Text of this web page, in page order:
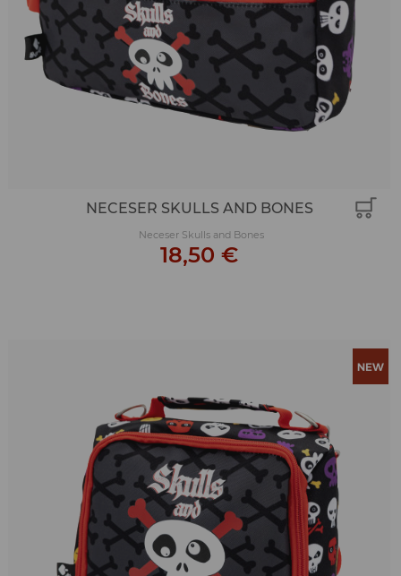
NECESER SKULLS AND BONES
Neceser Skulls and Bones
18,50 €